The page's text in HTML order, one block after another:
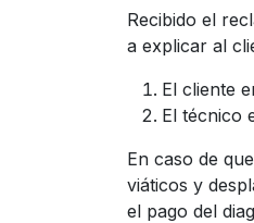
Recibido el
a explicar al
El cliente
El técnico
En caso de
viáticos y
el pago del